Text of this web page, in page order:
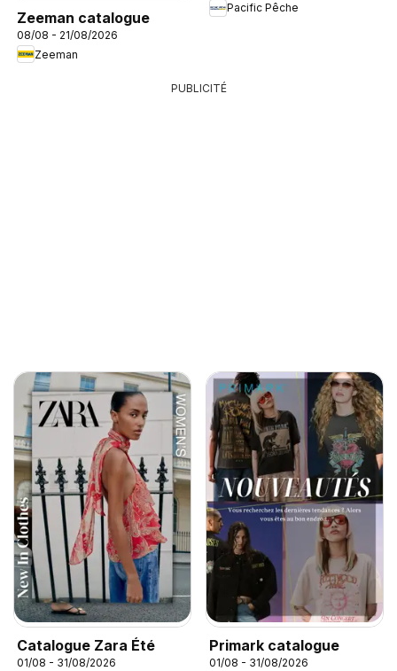
Zeeman catalogue
08/08 - 21/08/2026
Zeeman
Pacific Pêche
PUBLICITÉ
Catalogue Zara Été
01/08 - 31/08/2026
Primark catalogue
01/08 - 31/08/2026